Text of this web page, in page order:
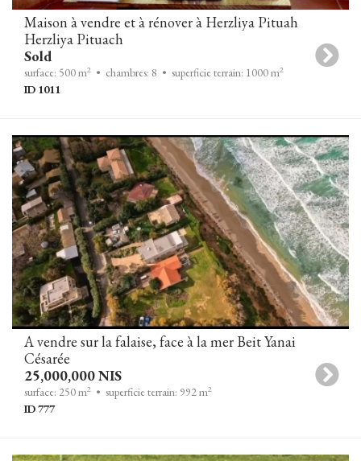
Maison à vendre et à rénover à Herzliya Pituah
Herzliya Pituach
Sold
surface: 500 m2 • chambres: 8 • superficie terrain: 1000 m2
ID 1011
A vendre sur la falaise, face à la mer Beit Yanai
Césarée
25,000,000 NIS
surface: 250 m2 • superficie terrain: 992 m2
ID 777